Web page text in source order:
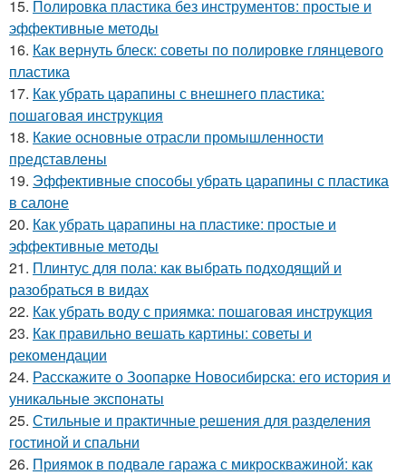
15. Полировка пластика без инструментов: простые и
эффективные методы
16. Как вернуть блеск: советы по полировке глянцевого
пластика
17. Как убрать царапины с внешнего пластика:
пошаговая инструкция
18. Какие основные отрасли промышленности
представлены
19. Эффективные способы убрать царапины с пластика
в салоне
20. Как убрать царапины на пластике: простые и
эффективные методы
21. Плинтус для пола: как выбрать подходящий и
разобраться в видах
22. Как убрать воду с приямка: пошаговая инструкция
23. Как правильно вешать картины: советы и
рекомендации
24. Расскажите о Зоопарке Новосибирска: его история и
уникальные экспонаты
25. Стильные и практичные решения для разделения
гостиной и спальни
26. Приямок в подвале гаража с микроскважиной: как